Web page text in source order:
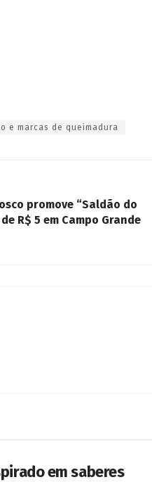
e marcas de queimadura
promove “Saldão do
R$ 5 em Campo Grande
em saberes